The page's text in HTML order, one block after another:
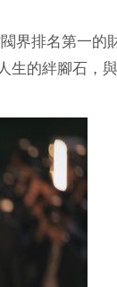
界排名第一的
生的絆腳石，